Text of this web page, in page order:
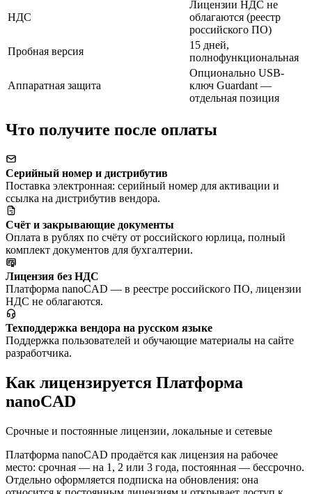
НДС
Лицензии НДС не
облагаются (реестр
российского ПО)
Пробная версия
15 дней,
полнофункциональная
Аппаратная защита
Опционально USB-
ключ Guardant —
отдельная позиция
Что получите после оплаты
Серийный номер и дистрибутив
Поставка электронная: серийный номер для активации и
ссылка на дистрибутив вендора.
Счёт и закрывающие документы
Оплата в рублях по счёту от российского юрлица, полный
комплект документов для бухгалтерии.
Лицензия без НДС
Платформа nanoCAD — в реестре российского ПО, лицензии
НДС не облагаются.
Техподдержка вендора на русском языке
Поддержка пользователей и обучающие материалы на сайте
разработчика.
Как лицензируется Платформа
nanoCAD
Срочные и постоянные лицензии, локальные и сетевые
Платформа nanoCAD продаётся как лицензия на рабочее
место: срочная — на 1, 2 или 3 года, постоянная — бессрочно.
Отдельно оформляется подписка на обновления: она